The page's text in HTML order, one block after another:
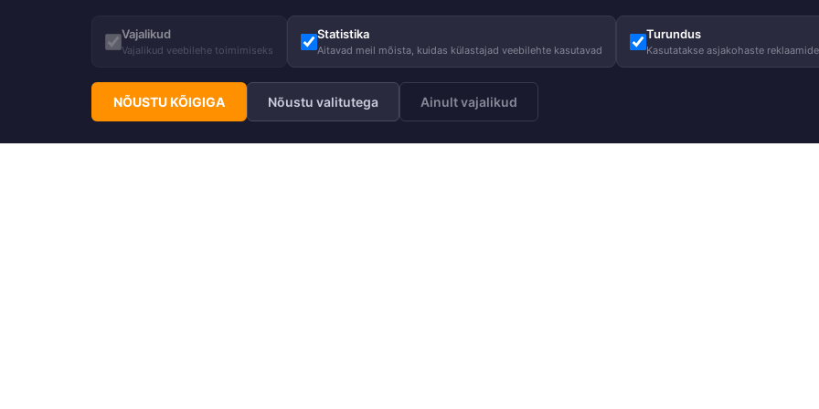
Vajalikud
Vajalikud veebilehe toimimiseks
Statistika
Aitavad meil mõista, kuidas külastajad veebilehte kasutavad
Turundus
Kasutatakse asjakohaste
NÕUSTU KÕIGIGA Nõustu valitutega Ainult vajalikud